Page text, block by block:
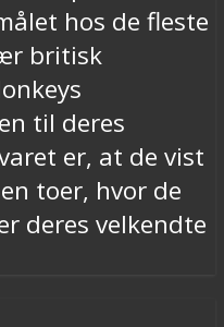
hos de fleste
britisk
til deres
er, at de vist
toer, hvor de
deres velkendte